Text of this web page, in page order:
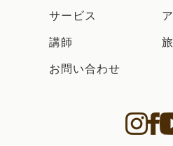
サービス
講師
お問い合わせ